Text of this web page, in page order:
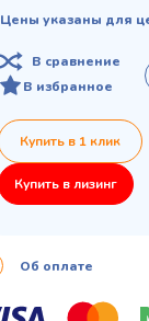
Цены указаны для
В сравнение
В избранное
Купить в 1 клик
Купить в лизинг
Об оплате